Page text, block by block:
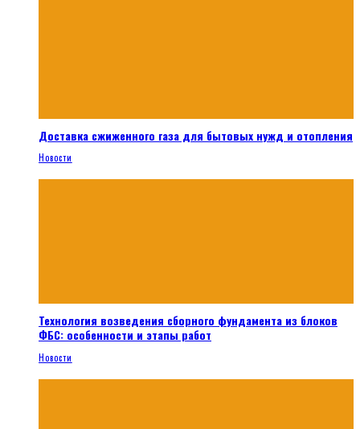
Доставка сжиженного газа для бытовых нужд и отопления
Новости
Технология возведения сборного фундамента из блоков
ФБС: особенности и этапы работ
Новости